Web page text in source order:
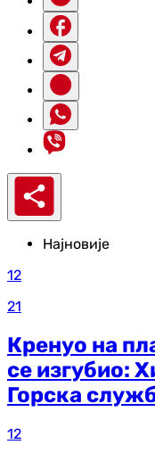
Најновије
12
21
Кренуо на
се изгубио:
Горска
12